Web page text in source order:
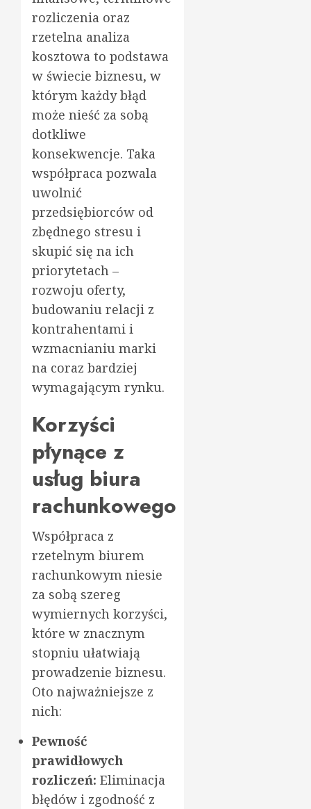
rozliczenia oraz
rzetelna analiza
kosztowa to podstawa
w świecie biznesu, w
którym każdy błąd
może nieść za sobą
dotkliwe
konsekwencje. Taka
współpraca pozwala
uwolnić
przedsiębiorców od
zbędnego stresu i
skupić się na ich
priorytetach –
rozwoju oferty,
budowaniu relacji z
kontrahentami i
wzmacnianiu marki
na coraz bardziej
wymagającym rynku.
Korzyści
płynące z
usług biura
rachunkowego
Współpraca z
rzetelnym biurem
rachunkowym niesie
za sobą szereg
wymiernych korzyści,
które w znacznym
stopniu ułatwiają
prowadzenie biznesu.
Oto najważniejsze z
nich:
Pewność
prawidłowych
rozliczeń: Eliminacja
błędów i zgodność z